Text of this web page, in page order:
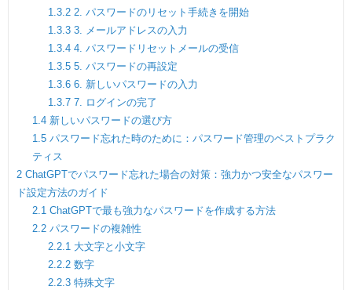
1.3.22. パスワードのリセット手続きを開始
1.3.33. メールアドレスの入力
1.3.44. パスワードリセットメールの受信
1.3.55. パスワードの再設定
1.3.66. 新しいパスワードの入力
1.3.77. ログインの完了
1.4新しいパスワードの選び方
1.5パスワード忘れた時のために：パスワード管理のベストプラク
ティス
2 ChatGPTでパスワード忘れた場合の対策：強力かつ安全なパスワー
ド設定方法のガイド
2.1ChatGPTで最も強力なパスワードを作成する方法
2.2パスワードの複雑性
2.2.1大文字と小文字
2.2.2数字
2.2.3特殊文字